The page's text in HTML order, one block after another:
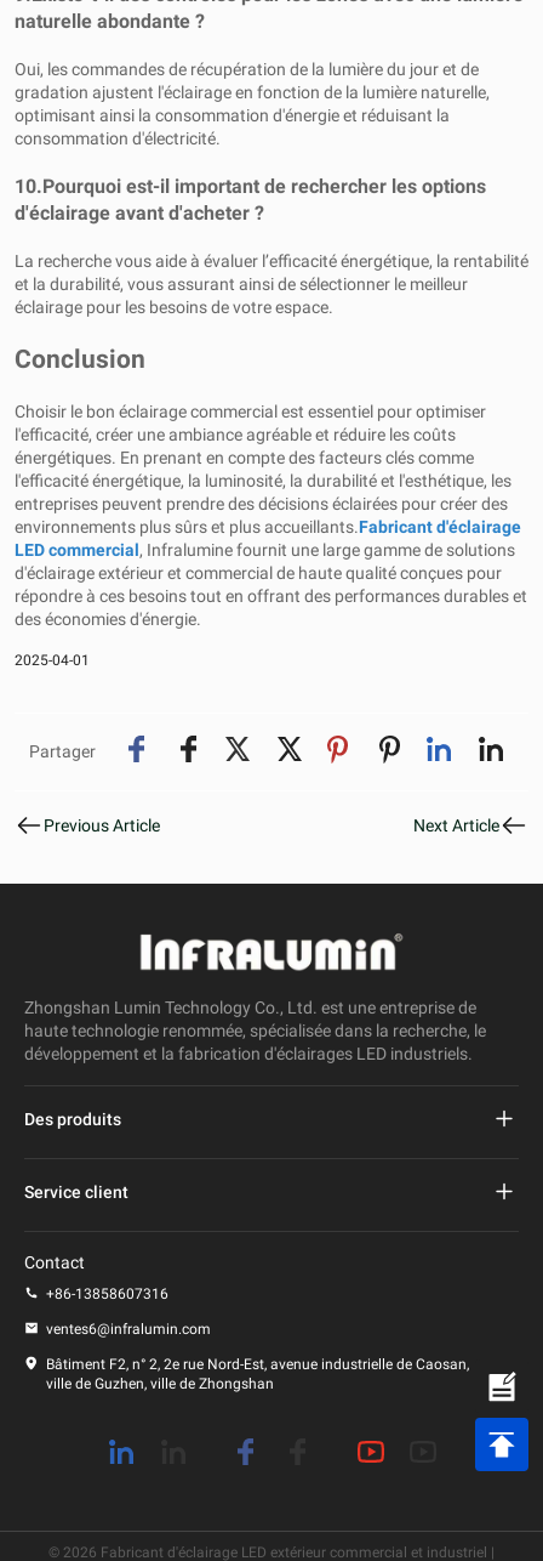
naturelle abondante ?
Oui, les commandes de récupération de la lumière du jour et de
gradation ajustent l'éclairage en fonction de la lumière naturelle,
optimisant ainsi la consommation d'énergie et réduisant la
consommation d'électricité.
10.Pourquoi est-il important de rechercher les options
d'éclairage avant d'acheter ?
La recherche vous aide à évaluer l’efficacité énergétique, la rentabilité
et la durabilité, vous assurant ainsi de sélectionner le meilleur
éclairage pour les besoins de votre espace.
Conclusion
Choisir le bon éclairage commercial est essentiel pour optimiser
l'efficacité, créer une ambiance agréable et réduire les coûts
énergétiques. En prenant en compte des facteurs clés comme
l'efficacité énergétique, la luminosité, la durabilité et l'esthétique, les
entreprises peuvent prendre des décisions éclairées pour créer des
environnements plus sûrs et plus accueillants.Fabricant d'éclairage
LED commercial, Infraluminefournit une large gamme de solutions
d'éclairage extérieur et commercial de haute qualité conçues pour
répondre à ces besoins tout en offrant des performances durables et
des économies d'énergie.
2025-04-01
Partager
Previous Article Next Article
Zhongshan Lumin Technology Co., Ltd. est une entreprise de
haute technologie renommée, spécialisée dans la recherche, le
développement et la fabrication d'éclairages LED industriels.
Des produits
Lumière de poteau menée
Service client
politique de confidentialité
Contact
+86-13858607316
ventes6@infralumin.com
Bâtiment F2, n° 2, 2e rue Nord-Est, avenue industrielle de Caosan,
ville de Guzhen, ville de Zhongshan
© 2026 Fabricant d'éclairage LED extérieur commercial et industriel |